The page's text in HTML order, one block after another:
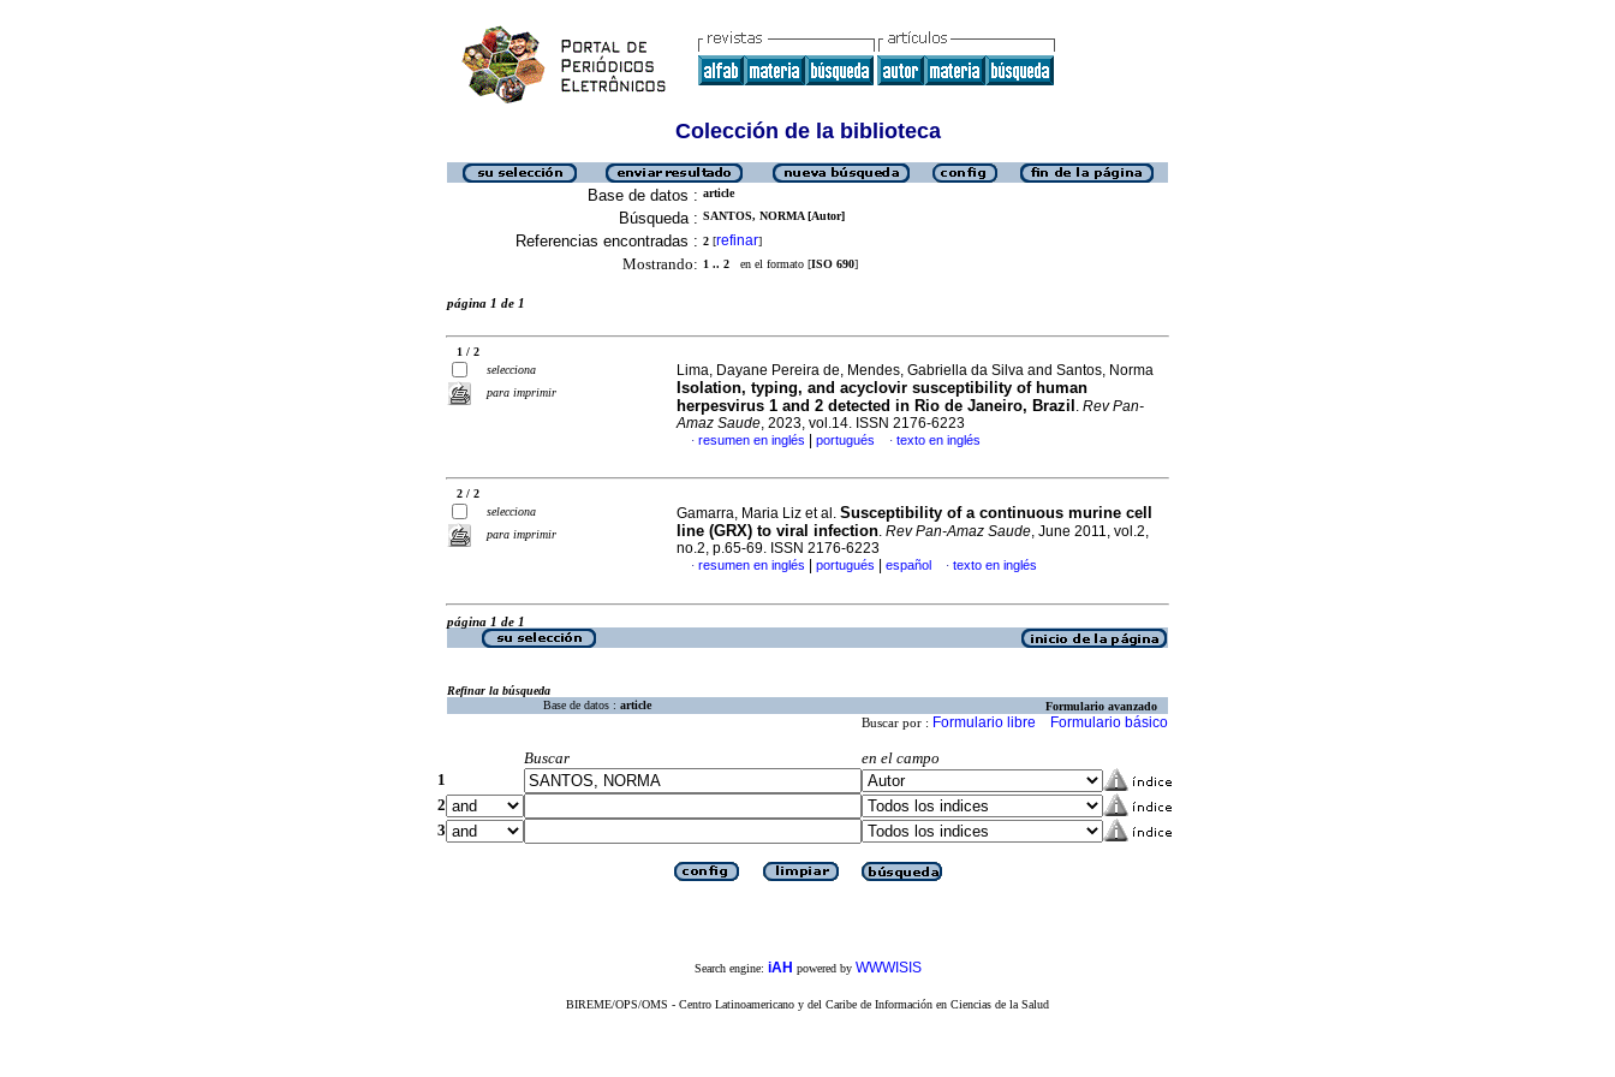
Colección de la biblioteca
Base de datos : article
Búsqueda : SANTOS, NORMA [Autor]
Referencias encontradas : 2 [refinar]
Mostrando: 1 .. 2 en el formato [ISO 690]
página 1 de 1
1 / 2
selecciona
para imprimir
Lima, Dayane Pereira de, Mendes, Gabriella da Silva and Santos, Norma
Isolation, typing, and acyclovir susceptibility of human
herpesvirus 1 and 2 detected in Rio de Janeiro, Brazil . Rev Pan-
Amaz Saude, 2023, vol.14. ISSN 2176-6223
· resumen en inglés portugués · texto en inglés
2 / 2
selecciona
para imprimir
Gamarra, Maria Liz et al. Susceptibility of a continuous murine cell
line (GRX) to viral infection. Rev Pan-Amaz Saude, June 2011, vol.2,
no.2, p.65-69. ISSN 2176-6223
· resumen en inglés portugués español · texto en inglés
página 1 de 1
Refinar la búsqueda
Base de datos : article Formulario avanzado
Buscar por : Formulario libre Formulario básico
Buscar
en el campo
1
2
3
Search engine: iAH powered by WWWISIS
BIREME/OPS/OMS - Centro Latinoamericano y del Caribe de Información en Ciencias de la Salud